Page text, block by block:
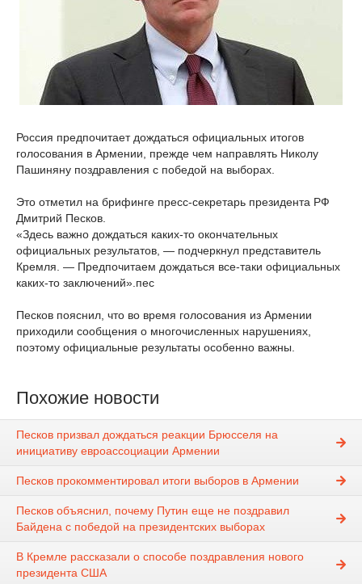
Россия предпочитает дождаться официальных итогов
голосования в Армении, прежде чем направлять Николу
Пашиняну поздравления с победой на выборах.
Это отметил на брифинге пресс-секретарь президента РФ
Дмитрий Песков.
«Здесь важно дождаться каких-то окончательных
официальных результатов, — подчеркнул представитель
Кремля. — Предпочитаем дождаться все-таки официальных
каких-то заключений».пес
Песков пояснил, что во время голосования из Армении
приходили сообщения о многочисленных нарушениях,
поэтому официальные результаты особенно важны.
Похожие новости
Песков призвал дождаться реакции Брюсселя на
инициативу евроассоциации Армении
Песков прокомментировал итоги выборов в Армении
Песков объяснил, почему Путин еще не поздравил
Байдена с победой на президентских выборах
В Кремле рассказали о способе поздравления нового
президента США